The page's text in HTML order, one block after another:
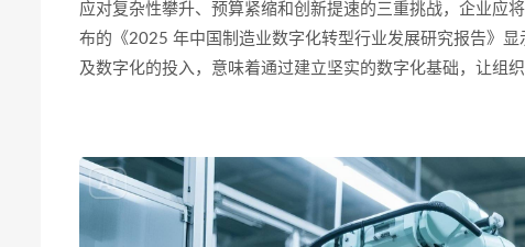
应对复杂性攀升、预算紧缩和创新提速的三重挑战，企业应
布的《2025 年中国制造业数字化转型行业发展研究报告》
及数字化的投入，意味着通过建立坚实的数字化基础，让组